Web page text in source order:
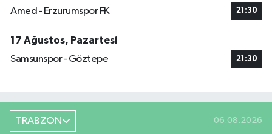
Amed - Erzurumspor FK 21:30
17 Ağustos, Pazartesi
Samsunspor - Göztepe
21:30
TRABZON 06.08.2026